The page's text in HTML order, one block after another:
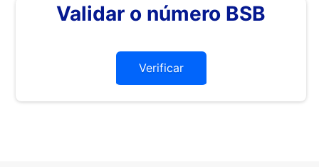
Validar o número BSB
Verificar